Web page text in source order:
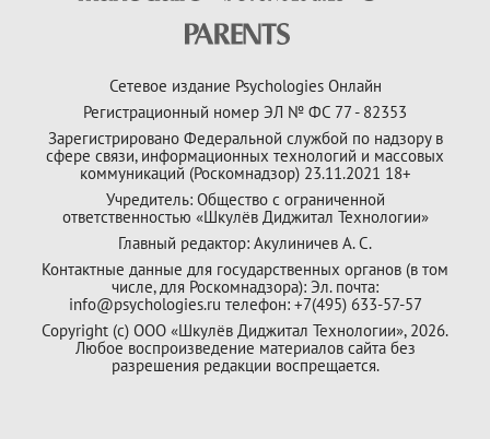
Сетевое издание Psychologies Онлайн
Регистрационный номер ЭЛ № ФС 77 - 82353
Зарегистрировано Федеральной службой по надзору в
сфере связи, информационных технологий и массовых
коммуникаций (Роскомнадзор) 23.11.2021 18+
Учредитель: Общество с ограниченной
ответственностью «Шкулёв Диджитал Технологии»
Главный редактор: Акулиничев А. С.
Контактные данные для государственных органов (в том
числе, для Роскомнадзора): Эл. почта:
info@psychologies.ru телефон: +7(495) 633-57-57
Copyright (с) ООО «Шкулёв Диджитал Технологии», 2026.
Любое воспроизведение материалов сайта без
разрешения редакции воспрещается.